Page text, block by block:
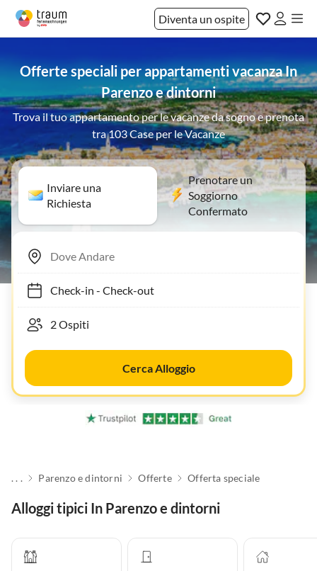
Diventa un ospite
Offerte speciali per appartamenti vacanza In
Parenzo e dintorni
Trova il tuo appartamento per le vacanze da sogno e prenota
tra 103 Case per le Vacanze
Inviare una
Richiesta
Prenotare un
Soggiorno
Confermato
Check-in- Check-out
Cerca Alloggio
. . . Parenzo e dintorni Offerte Offerta speciale
Alloggi tipici In Parenzo e dintorni